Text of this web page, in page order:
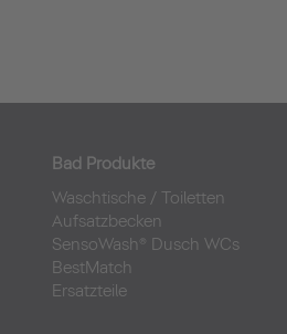
Bad Produkte
Waschtische / Toiletten
Aufsatzbecken
SensoWash® Dusch WCs
BestMatch
Ersatzteile